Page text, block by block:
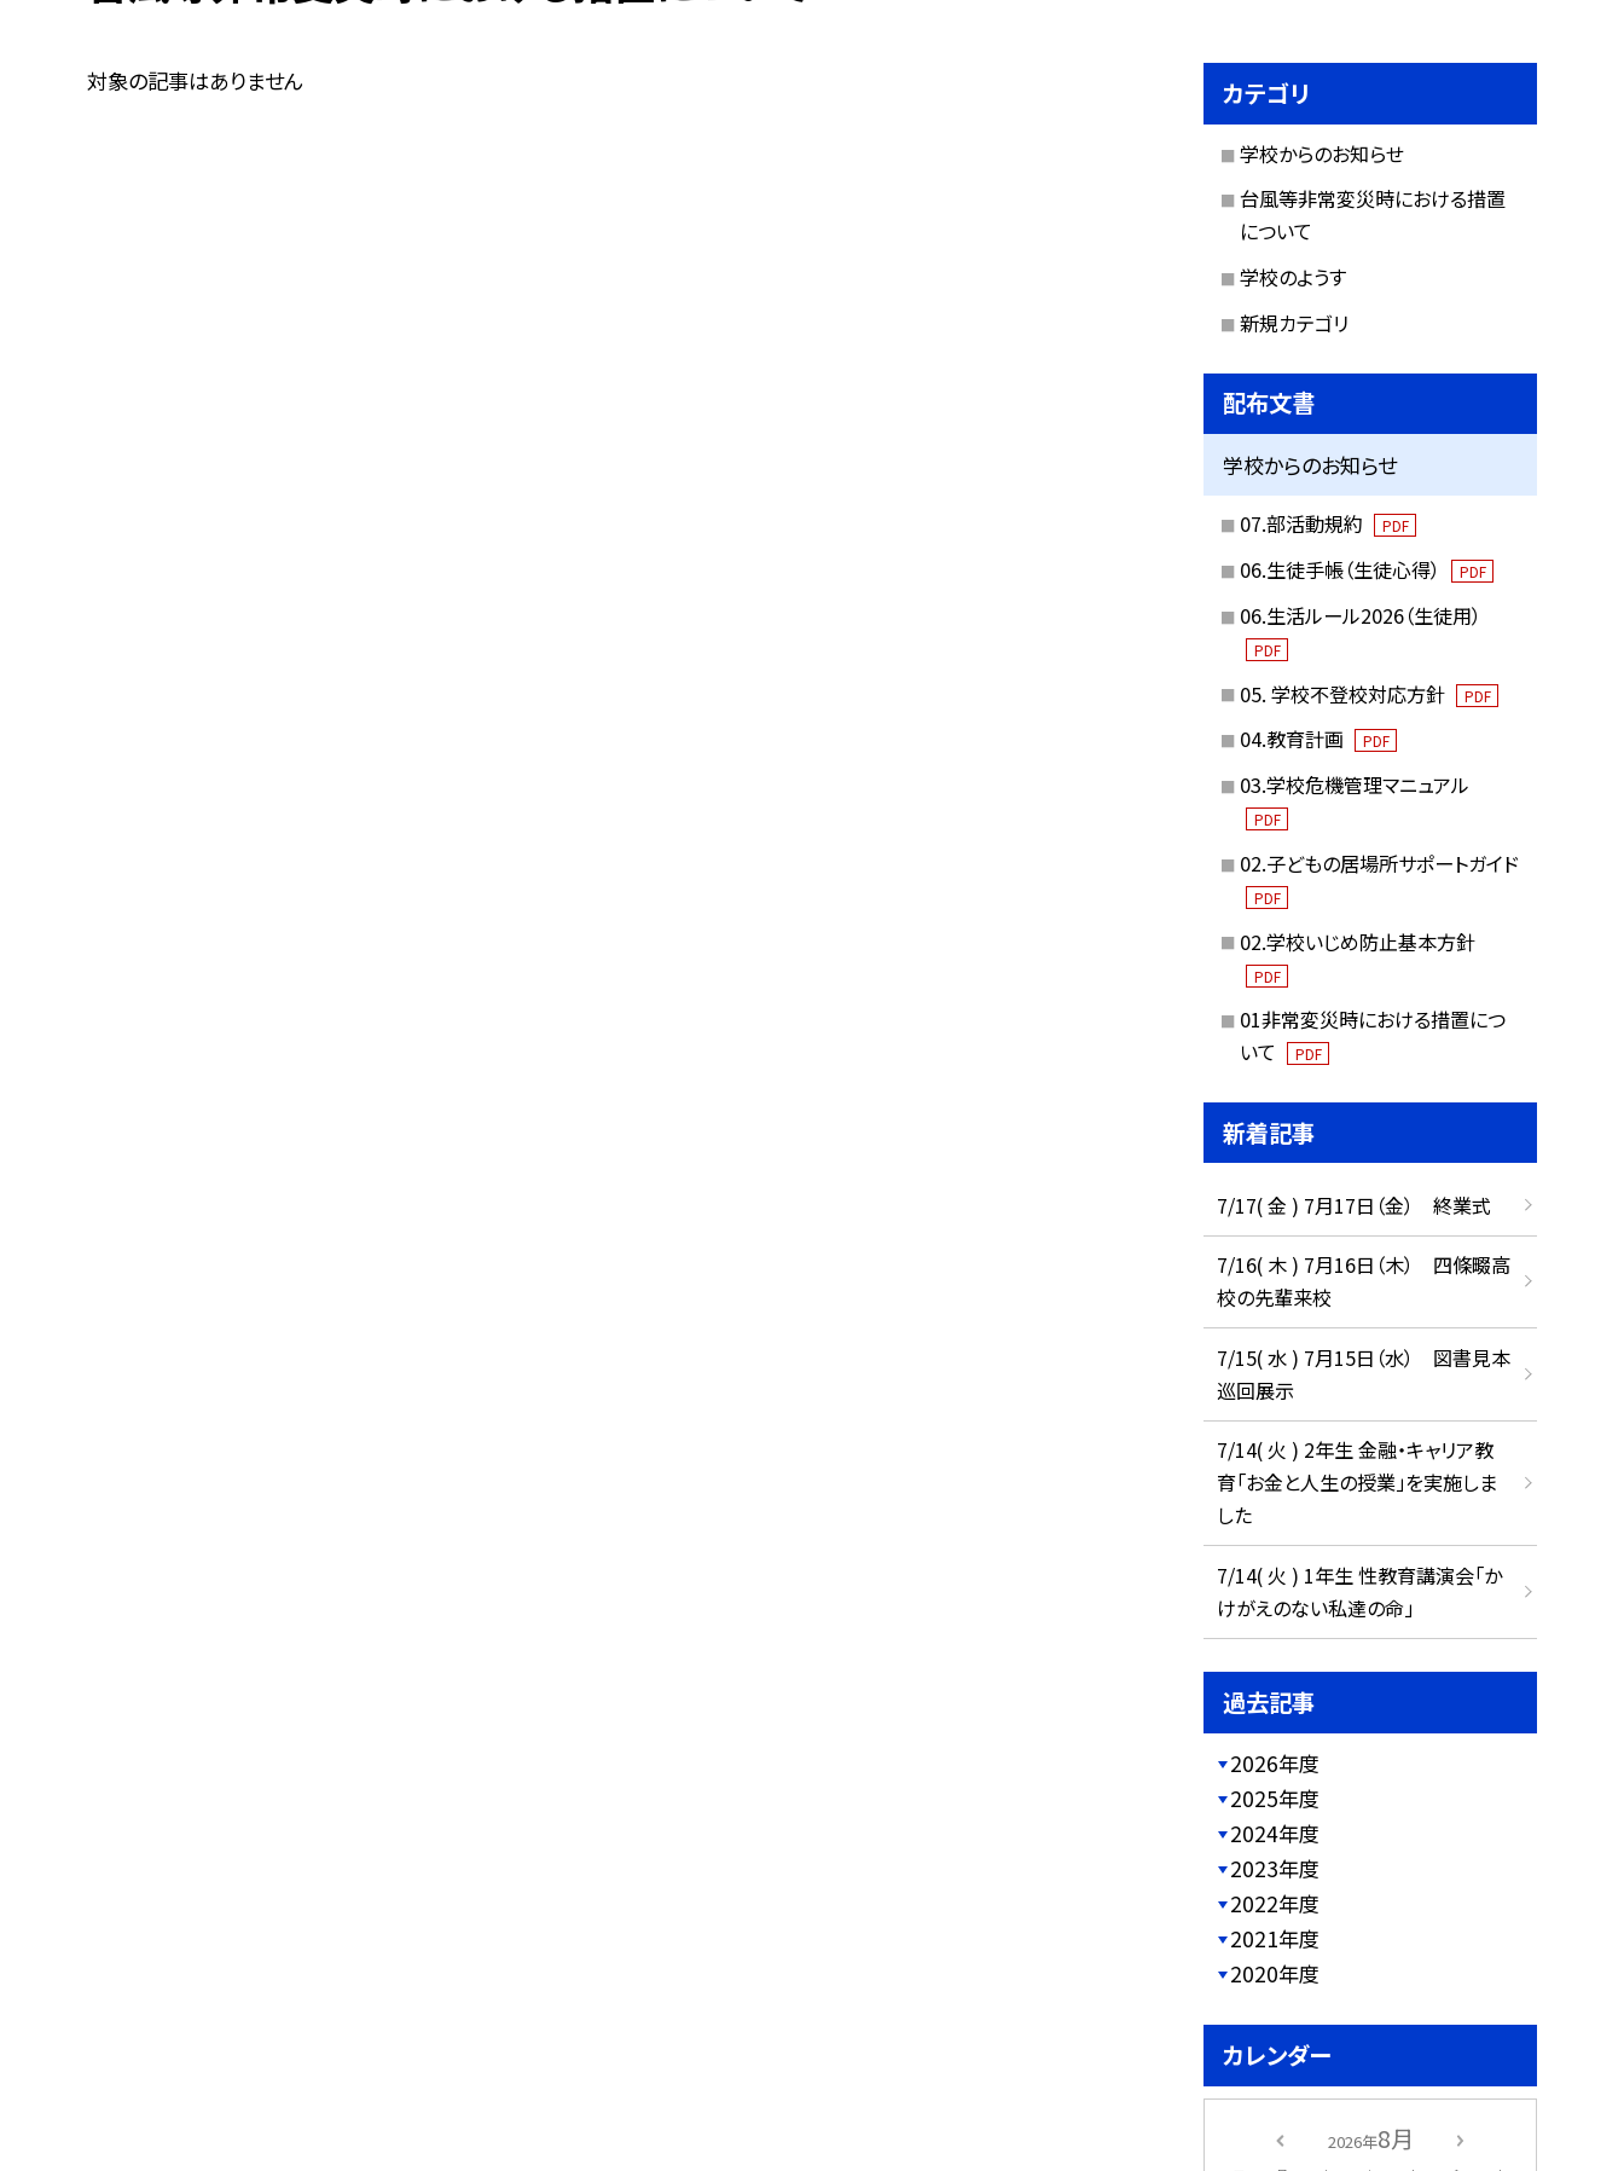
対象の記事はありません カテゴリ
学校からのお知らせ
台風等非常変災時における措置
について
学校のようす
新規カテゴリ
配布文書
学校からのお知らせ
07.部活動規約 PDF
06.生徒手帳（生徒心得） PDF
06.生活ルール2026（生徒用）
PDF
05. 学校不登校対応方針 PDF
04.教育計画 PDF
03.学校危機管理マニュアル
PDF
02.子どもの居場所サポートガイド
PDF
02.学校いじめ防止基本方針
PDF
01非常変災時における措置につ
いて
PDF
新着記事
7/17( 金 ) 7月17日（金） 終業式
7/16( 木 ) 7月16日（木） 四條畷高
校の先輩来校
7/15( 水 ) 7月15日（水） 図書見本
巡回展示
7/14( 火 ) 2年生 金融・キャリア教
育「お金と人生の授業」を実施しま
した
7/14( 火 ) 1年生 性教育講演会「か
けがえのない私達の命」
過去記事
2026年度
2025年度
2024年度
2023年度
2022年度
2021年度
2020年度
カレンダー
2026年8月